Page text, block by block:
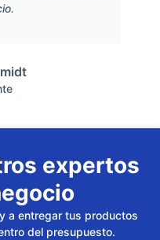
expertos
a entregar tus productos
del presupuesto.